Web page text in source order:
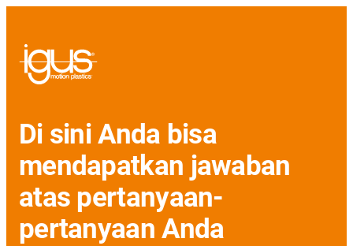
Di sini Anda bisa
mendapatkan jawaban
atas pertanyaan-
pertanyaan Anda